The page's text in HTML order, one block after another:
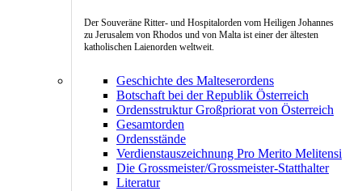
Der Souveräne Ritter- und Hospitalorden vom Heiligen Johannes
zu Jerusalem von Rhodos und von Malta ist einer der ältesten
katholischen Laienorden weltweit.
Geschichte des Malteserordens
Botschaft bei der Republik Österreich
Ordensstruktur Großpriorat von Österreich
Gesamtorden
Ordensstände
Verdienstauszeichnung Pro Merito Melitensi
Die Grossmeister/Grossmeister-Statthalter
Literatur